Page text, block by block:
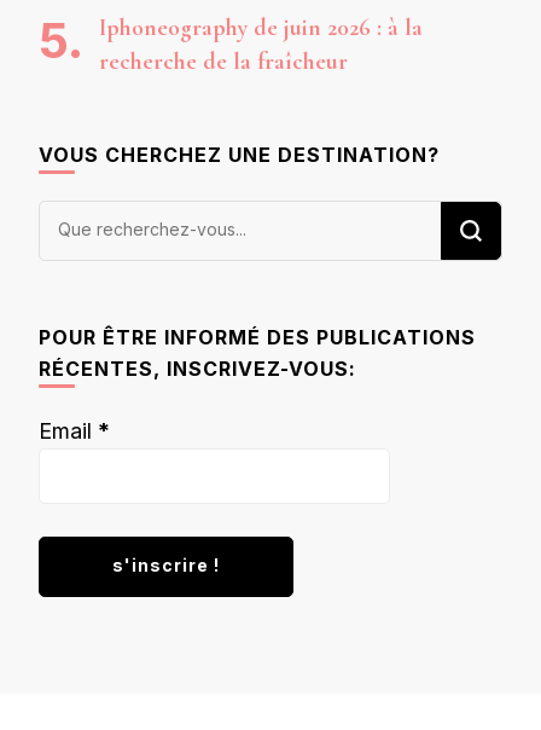
Iphoneography de juin 2026 : à la
recherche de la fraîcheur
VOUS CHERCHEZ UNE DESTINATION?
Vous
POUR ÊTRE INFORMÉ DES PUBLICATIONS
RÉCENTES, INSCRIVEZ-VOUS:
Email *